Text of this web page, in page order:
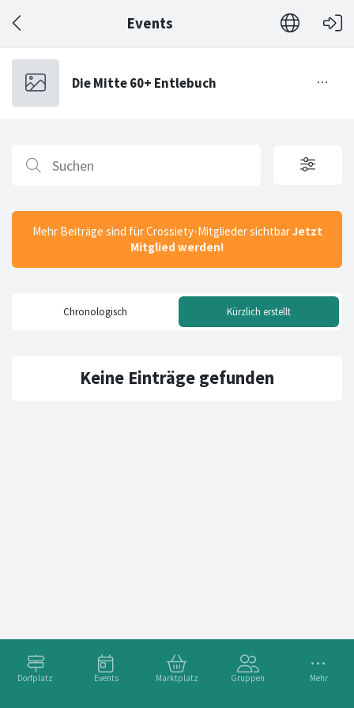
Events
Dorfplatz Events Marktplatz Gruppen Mehr
Mehr Beiträge sind für Crossiety-Mitglieder sichtbarJetzt
Mitglied werden!
Chronologisch Kürzlich erstellt
Keine Einträge gefunden